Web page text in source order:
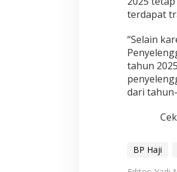
terdapat
“Selain
tahun
dari
BP Haji